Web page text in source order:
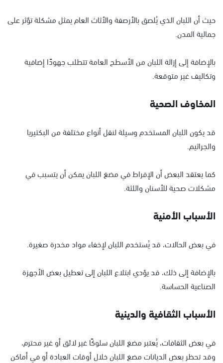
حيث أن اللبان الذي يُلصق بالأرصفة والأثاث العام يمثل مشكلة تؤثر على
جمالية المدن.
بالإضافة إلى إزالة اللبان من الأسطح العامة تتطلب جهودًا إضافية
وتكاليف غير متوقعة.
المخاوف الصحية
قد يكون اللبان المستخدم وسيلة لنقل أنواع مختلفة من البكتيريا
والجراثيم.
كما يعتقد البعض أن الإفراط في مضغ اللبان يمكن أن يتسبب في
مشكلات صحية للأسنان واللثة.
الأسباب الأمنية
في بعض الحالات، قد يُستخدم اللبان لإخفاء مواد مخدرة صغيرة.
بالإضافة إلى ذلك، قد يؤدي ابتلاع اللبان إلى تعطيل بعض الأجهزة
الصناعية الحساسة.
الأسباب الثقافية والدينية
في بعض الثقافات، يُعتبر مضغ اللبان سلوكًا غير لائق أو غير محترم،
وقد تحظر بعض الديانات مضغ اللبان خلال أوقات العبادة أو في أماكن